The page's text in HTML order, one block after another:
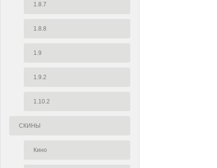
1.8.7
1.8.8
1.9
1.9.2
1.10.2
СКИНЫ
Кино